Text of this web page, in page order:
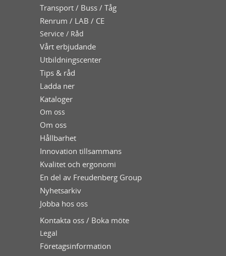
Transport / Buss / Tåg
Renrum / LAB / CE
Service / Råd
Vårt erbjudande
Utbildningscenter
Tips & råd
Ladda ner
Kataloger
Om oss
Om oss
Hållbarhet
Innovation tillsammans
Kvalitet och ergonomi
En del av Freudenberg Group
Nyhetsarkiv
Jobba hos oss
Kontakta oss / Boka möte
Legal
Företagsinformation